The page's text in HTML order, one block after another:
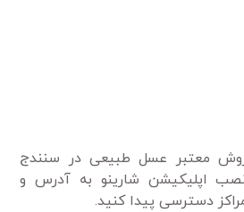
معتبر عسل طبیعی در سنندج
اپلیکیشن شارینو به آدرس و
دسترسی پیدا کنید.